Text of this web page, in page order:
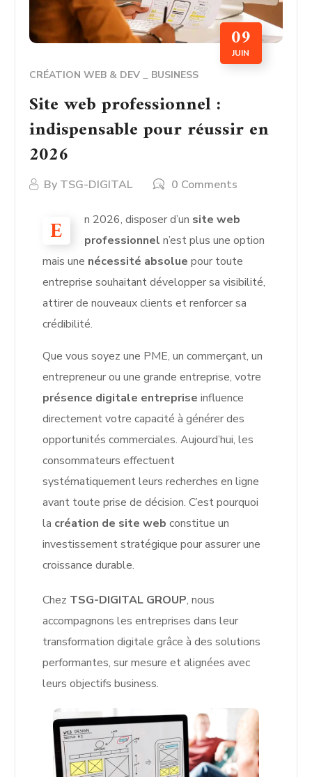
09
JUIN
CRÉATION WEB & DEV BUSINESS
Site web professionnel :
indispensable pour réussir en
2026
By TSG-DIGITAL 0 Comments
E n 2026, disposer d’un site web
professionnel n’est plus une option
mais une nécessité absolue pour toute
entreprise souhaitant développer sa visibilité,
attirer de nouveaux clients et renforcer sa
crédibilité.
Que vous soyez une PME, un commerçant, un
entrepreneur ou une grande entreprise, votre
présence digitale entreprise influence
directement votre capacité à générer des
opportunités commerciales. Aujourd’hui, les
consommateurs effectuent
systématiquement leurs recherches en ligne
avant toute prise de décision. C’est pourquoi
la création de site web constitue un
investissement stratégique pour assurer une
croissance durable.
Chez TSG-DIGITAL GROUP, nous
accompagnons les entreprises dans leur
transformation digitale grâce à des solutions
performantes, sur mesure et alignées avec
leurs objectifs business.